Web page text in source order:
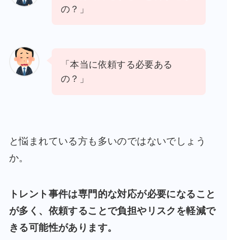
の？」
「本当に依頼する必要ある
の？」
と悩まれている方も多いのではないでしょう
か。
トレント事件は専門的な対応が必要になること
が多く、依頼することで負担やリスクを軽減で
きる可能性があります。